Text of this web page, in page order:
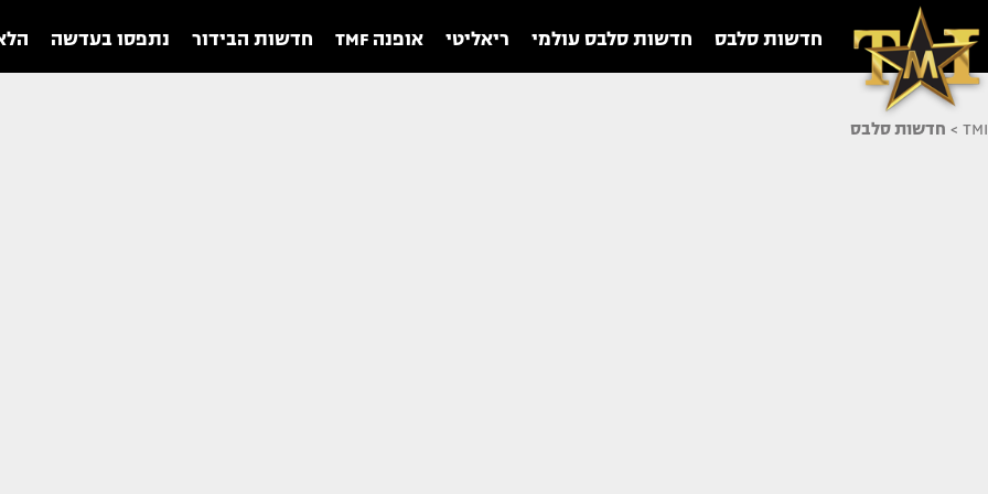
חדשות סלבס חדשות סלבס עולמי ריאליטי אופנה TMF חדשות הבידור נתפסו בעדשה
TMI
> חדשות סלבס